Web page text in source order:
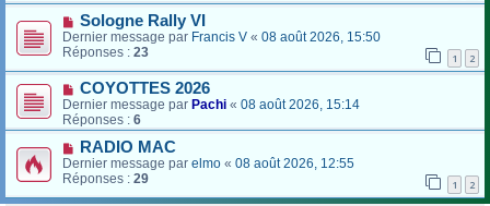
Sologne Rally VI
Dernier message par Francis V « 08 août 2026, 15:50
Réponses : 23 1 2
COYOTTES 2026
Dernier message par Pachi « 08 août 2026, 15:14
Réponses : 6
RADIO MAC
Dernier message par elmo « 08 août 2026, 12:55
Réponses : 29 1 2